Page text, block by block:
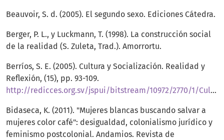
Beauvoir, S. d. (2005). El segundo sexo. Ediciones Cátedra.
Berger, P. L., y Luckmann, T. (1998). La construcción social
de la realidad (S. Zuleta, Trad.). Amorrortu.
Berríos, S. E. (2005). Cultura y Socialización. Realidad y
Reflexión, (15), pp. 93-109.
http://redicces.org.sv/jspui/bitstream/10972/2770/1/Cultura%20y%20socializaci%C3%B3n.pdf.pdf
Bidaseca, K. (2011). "Mujeres blancas buscando salvar a
mujeres color café": desigualdad, colonialismo jurídico y
feminismo postcolonial. Andamios. Revista de